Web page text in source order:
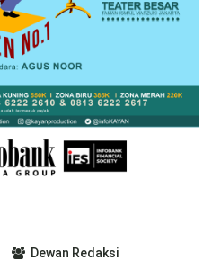
Dewan Redaksi